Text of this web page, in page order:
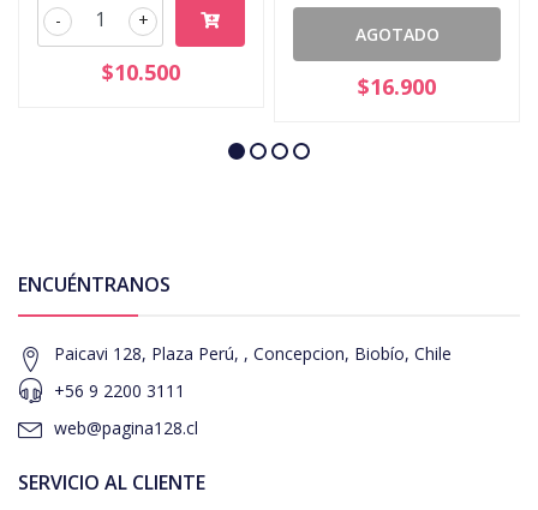
+
-
$10.500
AGOTADO
$16.900
ENCUÉNTRANOS
Paicavi 128, Plaza Perú, , Concepcion, Biobío, Chile
+56 9 2200 3111
web@pagina128.cl
SERVICIO AL CLIENTE